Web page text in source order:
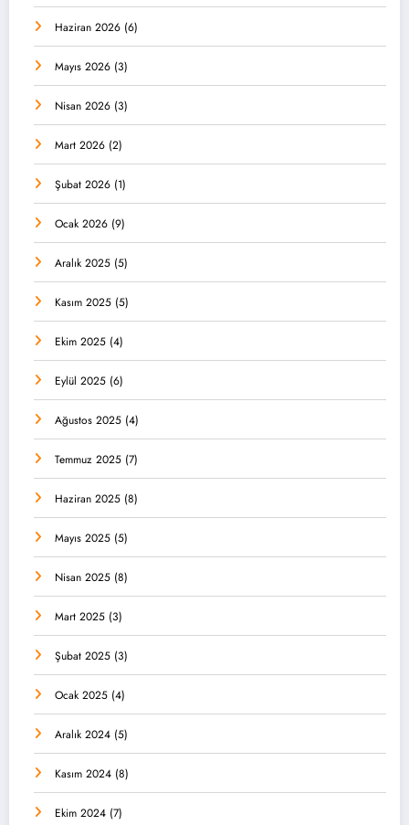
Haziran 2026 (6)
Mayıs 2026 (3)
Nisan 2026 (3)
Mart 2026 (2)
Şubat 2026 (1)
Ocak 2026 (9)
Aralık 2025 (5)
Kasım 2025 (5)
Ekim 2025 (4)
Eylül 2025 (6)
Ağustos 2025 (4)
Temmuz 2025 (7)
Haziran 2025 (8)
Mayıs 2025 (5)
Nisan 2025 (8)
Mart 2025 (3)
Şubat 2025 (3)
Ocak 2025 (4)
Aralık 2024 (5)
Kasım 2024 (8)
Ekim 2024 (7)